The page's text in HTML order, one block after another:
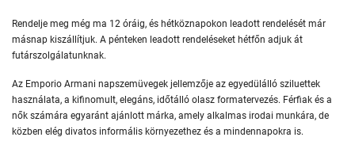
Rendelje meg még ma 12 óráig, és hétköznapokon leadott rendelését már
másnap kiszállítjuk. A pénteken leadott rendeléseket hétfőn adjuk át
futárszolgálatunknak.
Az Emporio Armani napszemüvegek jellemzője az egyedülálló sziluettek
használata, a kifinomult, elegáns, időtálló olasz formatervezés. Férfiak és a
nők számára egyaránt ajánlott márka, amely alkalmas irodai munkára, de
közben elég divatos informális környezethez és a mindennapokra is.